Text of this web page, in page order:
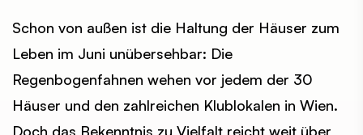
Schon von außen ist die Haltung der Häuser zum
Leben im Juni unübersehbar: Die
Regenbogenfahnen wehen vor jedem der 30
Häuser und den zahlreichen Klublokalen in Wien.
Doch das Bekenntnis zu Vielfalt reicht weit über